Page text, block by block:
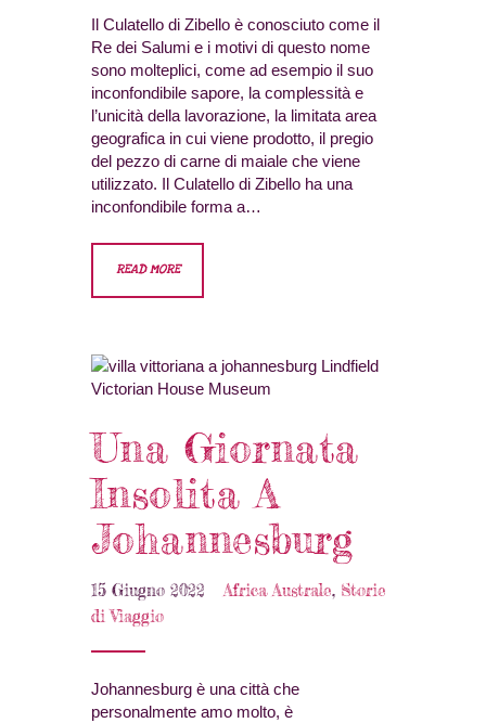
Il Culatello di Zibello è conosciuto come il
Re dei Salumi e i motivi di questo nome
sono molteplici, come ad esempio il suo
inconfondibile sapore, la complessità e
l’unicità della lavorazione, la limitata area
geografica in cui viene prodotto, il pregio
del pezzo di carne di maiale che viene
utilizzato. Il Culatello di Zibello ha una
inconfondibile forma a…
READ MORE
Una Giornata
Insolita A
Johannesburg
15 Giugno 2022 Africa Australe, Storie
di Viaggio
Johannesburg è una città che
personalmente amo molto, è